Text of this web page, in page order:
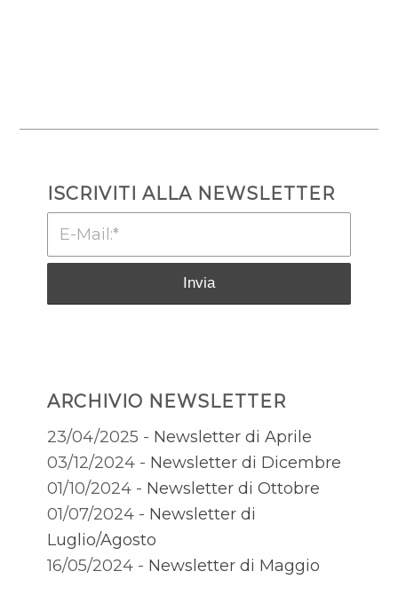
ISCRIVITI ALLA NEWSLETTER
ARCHIVIO NEWSLETTER
23/04/2025 - Newsletter di Aprile
03/12/2024 - Newsletter di Dicembre
01/10/2024 - Newsletter di Ottobre
01/07/2024 - Newsletter di
Luglio/Agosto
16/05/2024 - Newsletter di Maggio